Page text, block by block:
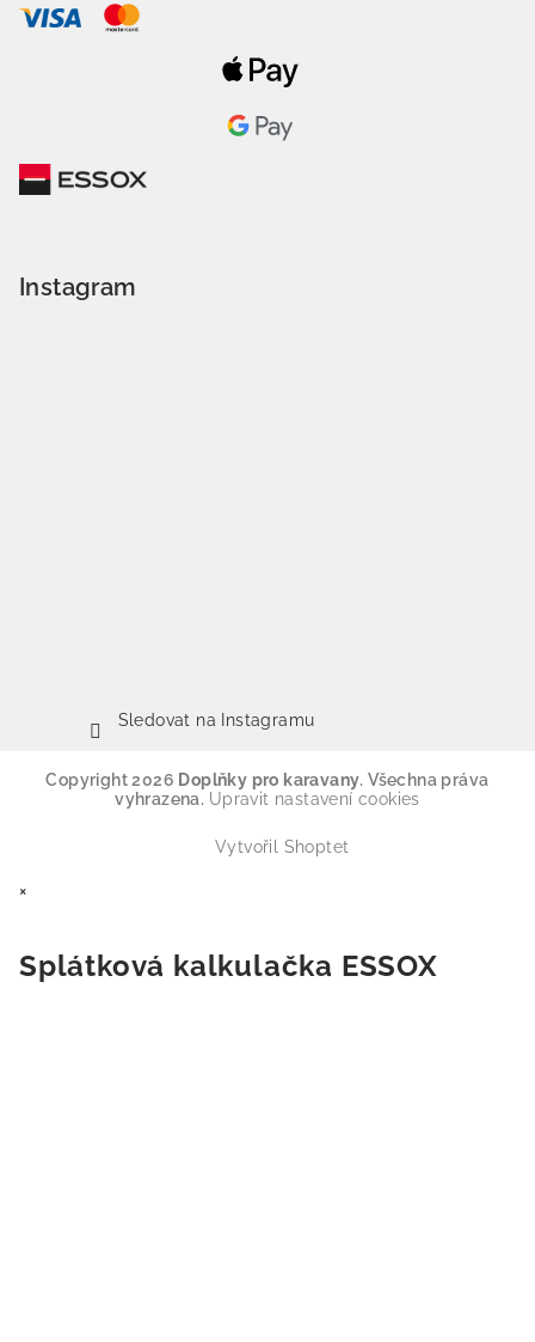
Instagram
Sledovat na Instagramu
Copyright 2026 Doplňky pro karavany. Všechna práva
vyhrazena. Upravit nastavení cookies
Vytvořil Shoptet
×
Splátková kalkulačka ESSOX